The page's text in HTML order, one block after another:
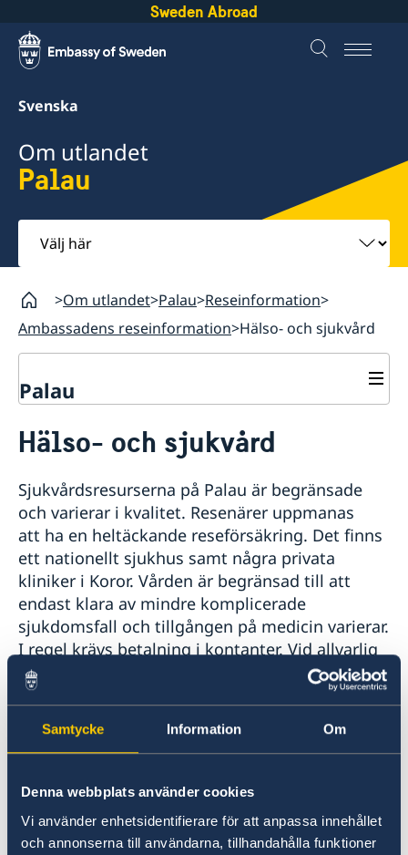
Samtycke Information Om
Denna webbplats använder cookies
Vi använder enhetsidentifierare för att anpassa innehållet
och annonserna till användarna, tillhandahålla funktioner
Sweden Abroad
Svenska
Om utlandet
Palau
Välj
här
Om utlandet Palau Reseinformation
Ambassadens reseinformation Hälso- och sjukvård
Palau
Hjälp till svenskar i Palau
Pass utomlands
Hjälp kring medborgarskap
Akut hjälp
Ambassadens reseinformation
Aktuella händelser
Allmänna säkerhetsläget
Terrorism
Naturförhållanden och katastrofer
Hälso- och sjukvård
Lokala lagar och sedvänjor
Kriminalitet och personlig säkerhet
Trafiksäkerhet
Resa i landet
Hälso- och sjukvård
Sjukvårdsresurserna på Palau är begränsade
och varierar i kvalitet. Resenärer uppmanas
att ha en heltäckande reseförsäkring. Det finns
ett nationellt sjukhus samt några privata
kliniker i Koror. Vården är begränsad till att
endast klara av mindre komplicerade
sjukdomsfall och tillgången på medicin varierar.
I regel krävs betalning i kontanter. Vid allvarlig
sjukdom eller skada kan det bli nödvändigt
med medicinsk evakuering.
Om du måste uppsöka sjukhus ska du eller din
sjukhuset med en kostnadsgaranti. Sjukhuset
inleder inte vården förrän de får en försäkran
från försäkringsbolaget.